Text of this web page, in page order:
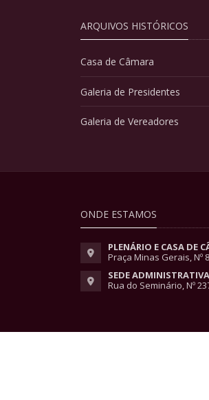
ARQUIVOS HISTÓRICOS
Casa de Câmara
Galeria de Presidentes
Galeria de Vereadores
ONDE ESTAMOS
PLENÁRIO E CASA DE
Praça Minas Gerais, Nº
SEDE ADMINISTRATIVA
Rua do Seminário, Nº